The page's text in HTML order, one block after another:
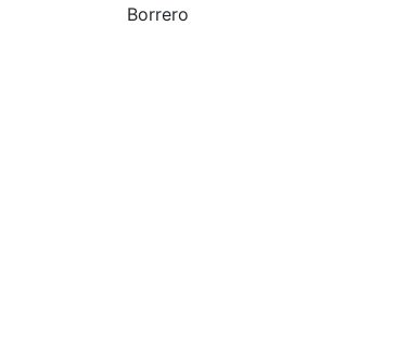
Borrero